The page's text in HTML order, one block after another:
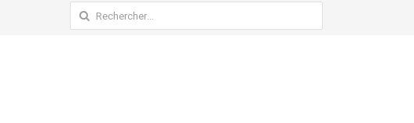
Rechercher :